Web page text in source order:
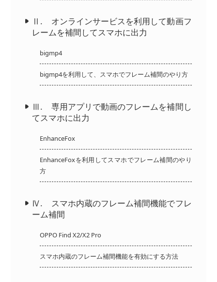
Ⅱ. オンラインサービスを利用して動画フ
レームを補間してスマホに出力
bigmp4
bigmp4を利用して、スマホでフレーム補間のやり方
Ⅲ. 専用アプリで動画のフレームを補間し
てスマホに出力
EnhanceFox
EnhanceFoxを利用してスマホでフレーム補間のやり
方
Ⅳ. スマホ内蔵のフレーム補間機能でフレ
ーム補間
OPPO Find X2/X2 Pro
スマホ内蔵のフレーム補間機能を有効にする方法